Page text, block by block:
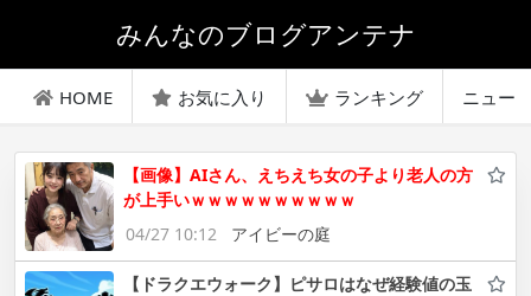
みんなのブログアンテナ
HOME お気に入り ランキング ニュー
【画像】AIさん、えちえち女の子より老人の方
が上手いｗｗｗｗｗｗｗｗｗｗ
04/27 10:12
アイビーの庭
【ドラクエウォーク】ピサロはなぜ経験値の玉